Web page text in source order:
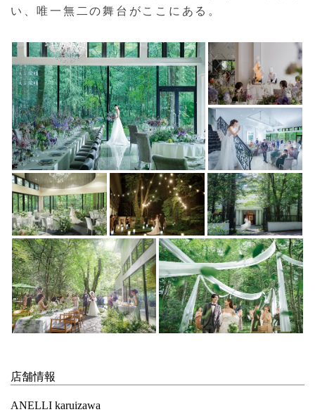
い、唯一無二の舞台がここにある。
店舗情報
ANELLI karuizawa